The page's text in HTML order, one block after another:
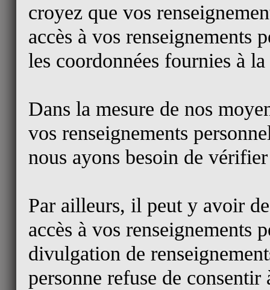
croyez que vos
accès à vos renseignements
les coordonnées fournies à
Dans la mesure de nos
vos renseignements
nous ayons besoin de
Par ailleurs, il peut y avoir
accès à vos renseignements
divulgation de
personne refuse de